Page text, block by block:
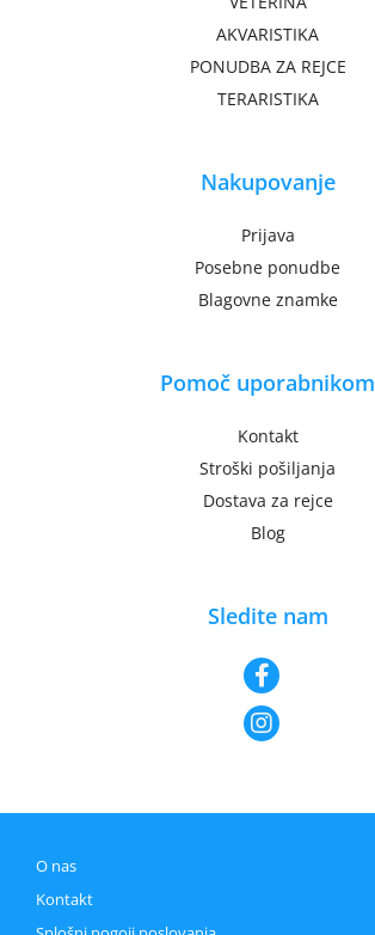
AKVARISTIKA
PONUDBA ZA REJCE
TERARISTIKA
Nakupovanje
Prijava
Posebne ponudbe
Blagovne znamke
Pomoč uporabnikom
Kontakt
Stroški pošiljanja
Dostava za rejce
Blog
Sledite nam
O nas
Kontakt